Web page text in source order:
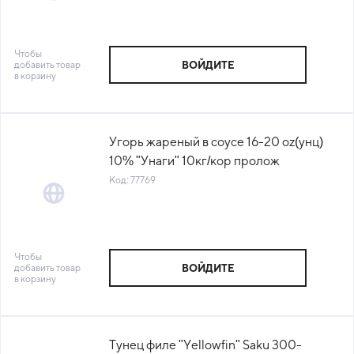
Чтобы
добавить товар
в корзину
ВОЙДИТЕ
Угорь жареный в соусе 16-20 oz(унц)
10% "Унаги" 10кг/кор пролож
№3600/02034 Китай (КОР) (КОД
Код: 77769
Чтобы
добавить товар
в корзину
ВОЙДИТЕ
Тунец филе "Yellowfin" Saku 300-